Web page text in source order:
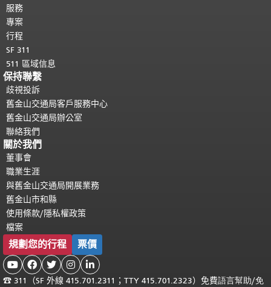
服務
專案
行程
SF 311
511 區域信息
保持聯繫
歧視投訴
舊金山交通局客戶服務中心
舊金山交通局辦公室
聯絡我們
關於我們
董事會
職業生涯
與舊金山交通局開展業務
舊金山市和縣
使用條款/隱私權政策
檔案
規劃您的行程 票價
    
☎ 311（SF 外線 415.701.2311；TTY 415.701.2323）免費語言幫助/免